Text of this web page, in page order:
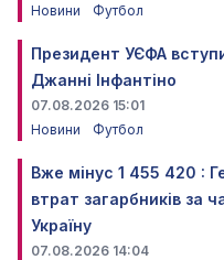
Новини
Футбол
Президент УЄФА
Джанні Інфантіно
07.08.2026 15:01
Новини
Футбол
Вже мінус 1 455 420 :
втрат загарбників за
Україну
07.08.2026 14:04